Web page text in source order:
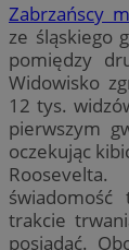
Zabrzańscy
ze śląskiego
pomiędzy
Widowisko
12 tys.
pierwszym
oczekując
trakcie
posiadać.